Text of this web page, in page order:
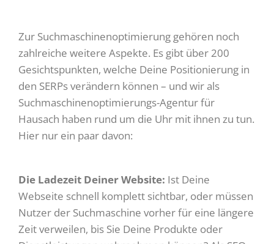
Zur Suchmaschinenoptimierung gehören noch
zahlreiche weitere Aspekte. Es gibt über 200
Gesichtspunkten, welche Deine Positionierung in
den SERPs verändern können – und wir als
Suchmaschinenoptimierungs-Agentur für
Hausach haben rund um die Uhr mit ihnen zu tun.
Hier nur ein paar davon:
Die Ladezeit Deiner Website: Ist Deine
Webseite schnell komplett sichtbar, oder müssen
Nutzer der Suchmaschine vorher für eine längere
Zeit verweilen, bis Sie Deine Produkte oder